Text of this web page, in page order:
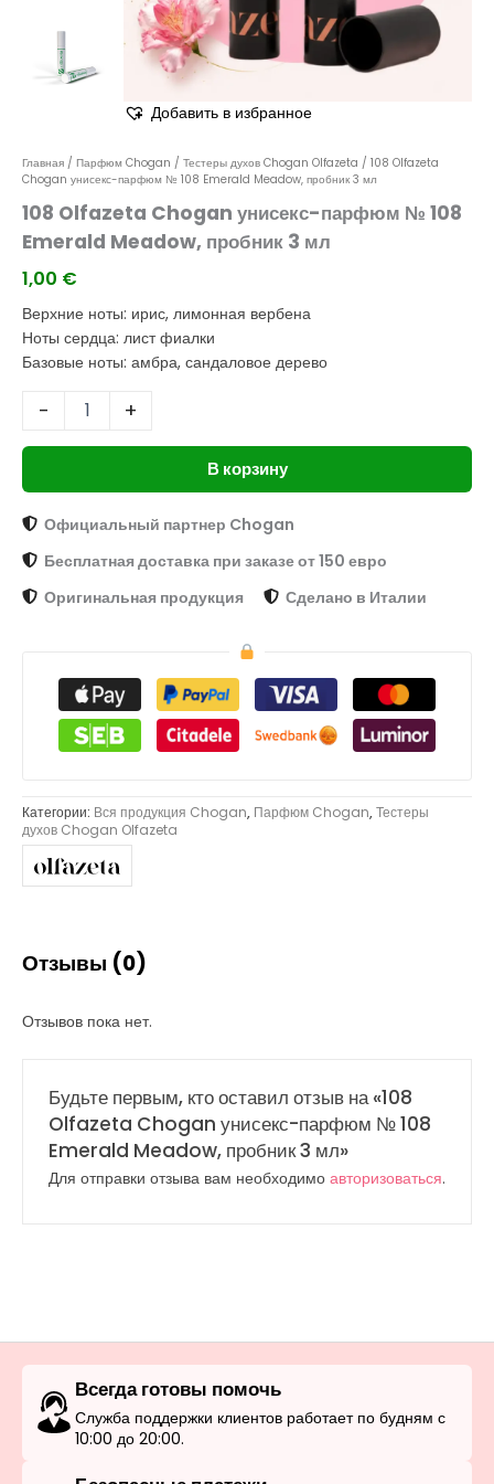
Добавить в избранное
Главная / Парфюм Chogan / Тестеры духов Chogan Olfazeta / 108 Olfazeta
Chogan унисекс-парфюм № 108 Emerald Meadow, пробник 3 мл
108 Olfazeta Chogan унисекс-парфюм № 108
Emerald Meadow, пробник 3 мл
1,00 €
Верхние ноты: ирис, лимонная вербена
Ноты сердца: лист фиалки
Базовые ноты: амбра, сандаловое дерево
- +
В корзину
Официальный партнер Chogan
Бесплатная доставка при заказе от 150 евро
Оригинальная продукция
Сделано в Италии
Категории: Вся продукция Chogan, Парфюм Chogan,Тестеры
духов Chogan Olfazeta
Отзывы (0)
Отзывов пока нет.
Будьте первым, кто оставил отзыв на «108
Olfazeta Chogan унисекс-парфюм № 108
Emerald Meadow, пробник 3 мл»
Для отправки отзыва вам необходимо авторизоваться.
Всегда готовы помочь
Служба поддержки клиентов работает по будням с
10:00 до 20:00.